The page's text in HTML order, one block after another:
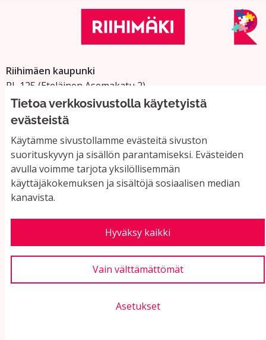
Tietoa verkkosivustolla käytetyistä
evästeistä
Käytämme sivustollamme evästeitä sivuston
suorituskyvyn ja sisällön parantamiseksi. Evästeiden
avulla voimme tarjota yksilöllisemmän
käyttäjäkokemuksen ja sisältöjä sosiaalisen median
kanavista.
Hyväksy kaikki
Vain välttämättömät
Asetukset
Riihimäen kaupunki
PL 125 (Eteläinen Asemakatu 2)
11101 Riihimäki
Vaihde: 019 758 4000
Sähköpostiosoitteet:
etunimi.sukunimi@riihimaki.fi
Yhteystiedot ja usein kysyttyä
Käyttöehdot
Evästeasetukset
Verkkosivusto luotuvapaan ohjelmiston